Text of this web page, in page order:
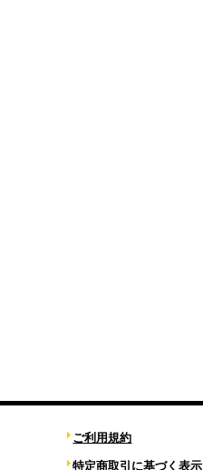
ご利用規約
特定商取引に基づく表示